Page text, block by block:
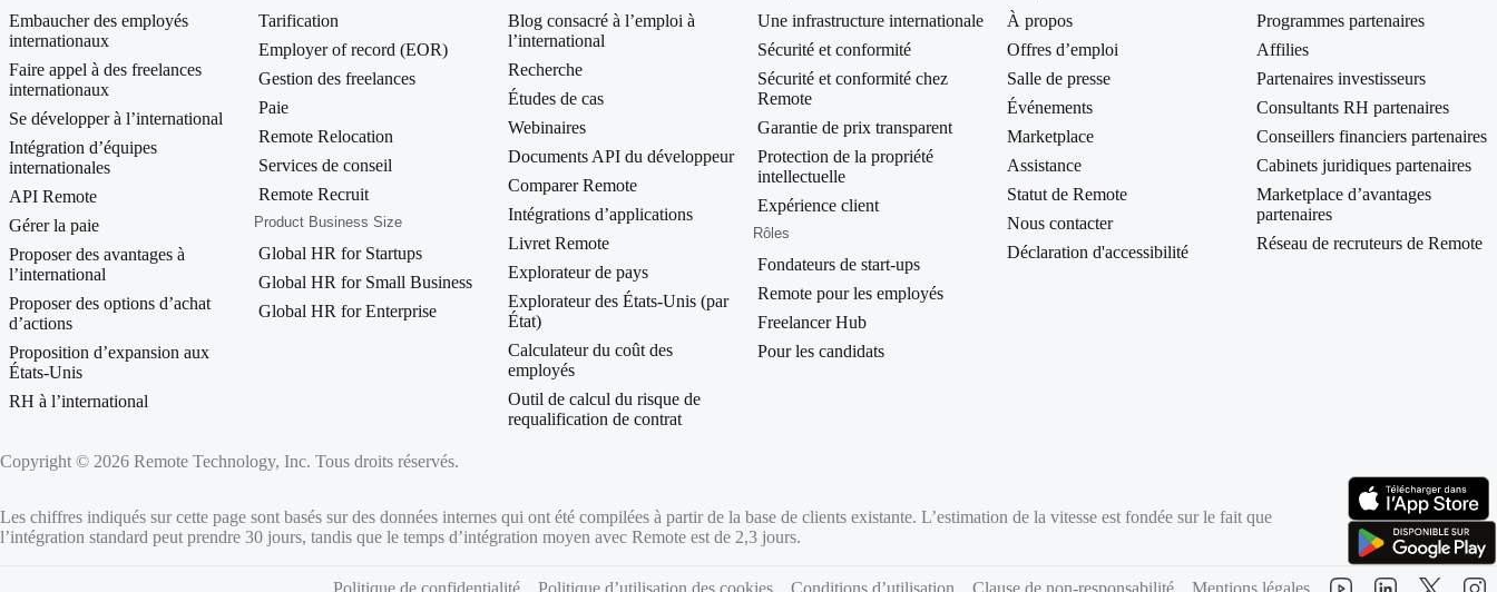
Embaucher des employés
internationaux
Faire appel à des freelances
internationaux
Se développer à l’international
Intégration d’équipes
internationales
API Remote
Gérer la paie
Proposer des avantages à
l’international
Proposer des options d’achat
d’actions
Proposition d’expansion aux
États-Unis
RH à l’international
Tarification
Employer of record (EOR)
Gestion des freelances
Paie
Remote Relocation
Services de conseil
Remote Recruit
Product Business Size
Global HR for Startups
Global HR for Small Business
Global HR for Enterprise
Blog consacré à l’emploi à
l’international
Recherche
Études de cas
Webinaires
Documents API du développeur
Comparer Remote
Intégrations d’applications
Livret Remote
Explorateur de pays
Explorateur des États-Unis (par
État)
Calculateur du coût des
employés
Outil de calcul du risque de
requalification de contrat
Une infrastructure internationale
Sécurité et conformité
Sécurité et conformité chez
Remote
Garantie de prix transparent
Protection de la propriété
intellectuelle
Expérience client
Rôles
Fondateurs de start-ups
Remote pour les employés
Freelancer Hub
Pour les candidats
À propos
Offres d’emploi
Salle de presse
Événements
Marketplace
Assistance
Statut de Remote
Nous contacter
Déclaration d'accessibilité
Programmes partenaires
Affilies
Partenaires investisseurs
Consultants RH partenaires
Conseillers financiers partenaires
Cabinets juridiques partenaires
Marketplace d’avantages
partenaires
Réseau de recruteurs de Remote
Copyright © 2026 Remote Technology, Inc. Tous droits réservés.
Les chiffres indiqués sur cette page sont basés sur des données internes qui ont été compilées à partir de la base de clients existante. L’estimation de la vitesse est fondée sur le fait que
l’intégration standard peut prendre 30 jours, tandis que le temps d’intégration moyen avec Remote est de 2,3 jours.
(s’ouvre dans un
(s’ouvre dans un